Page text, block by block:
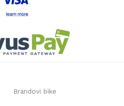
Brandovi bike